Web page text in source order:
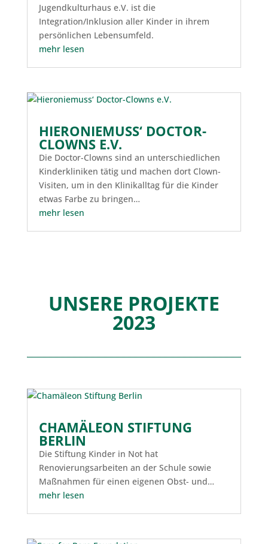
Jugendkulturhaus e.V. ist die
Integration/Inklusion aller Kinder in ihrem
persönlichen Lebensumfeld.
mehr lesen
HIERONIEMUSS‘ DOCTOR-
CLOWNS E.V.
Die Doctor-Clowns sind an unterschiedlichen
Kinderkliniken tätig und machen dort Clown-
Visiten, um in den Klinikalltag für die Kinder
etwas Farbe zu bringen…
mehr lesen
UNSERE PROJEKTE
2023
CHAMÄLEON STIFTUNG
BERLIN
Die Stiftung Kinder in Not hat
Renovierungsarbeiten an der Schule sowie
Maßnahmen für einen eigenen Obst- und…
mehr lesen